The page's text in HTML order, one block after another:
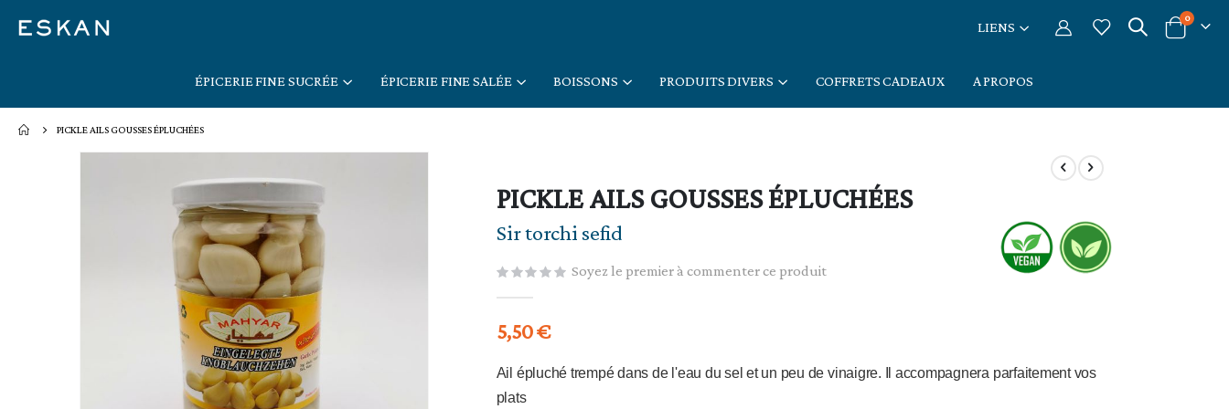
ÉPICERIE FINE SUCRÉE ÉPICERIE FINE SALÉE BOISSONS PRODUITS DIVERS COFFRETS CADEAUX A PROPOS
LIENS
Cart
0articles
PICKLE AILS GOUSSES ÉPLUCHÉES
PICKLE AILS GOUSSES ÉPLUCHÉES
Sir torchi sefid
Soyez le premier à commenter ce produit
5,50 €
Ail épluché trempé dans de l'eau du sel et un peu de vinaigre. Il accompagnera parfaitement vos
plats